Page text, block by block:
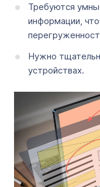
Требуются
информации,
Нужно
устройствах.